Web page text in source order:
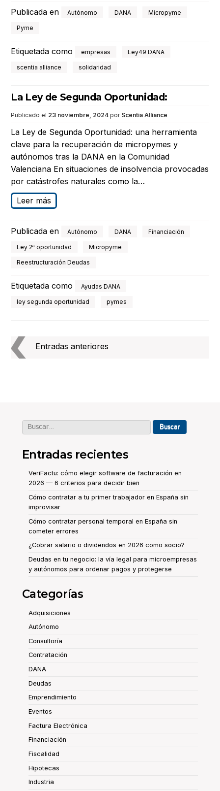
Publicada en Autónomo DANA Micropyme
Pyme
Etiquetada como empresas Ley49 DANA
scentia alliance solidaridad
La Ley de Segunda Oportunidad:
Publicado el 23 noviembre, 2024 por Scentia Alliance
La Ley de Segunda Oportunidad: una herramienta
clave para la recuperación de micropymes y
autónomos tras la DANA en la Comunidad
Valenciana En situaciones de insolvencia provocadas
por catástrofes naturales como la…
Leer más
Publicada en Autónomo DANA Financiación
Ley 2ª oportunidad Micropyme
Reestructuración Deudas
Etiquetada como Ayudas DANA
ley segunda oportunidad pymes
Navegación
de
Entradas anteriores
Buscar:
Entradas recientes
VeriFactu: cómo elegir software de facturación en
2026 — 6 criterios para decidir bien
Cómo contratar a tu primer trabajador en España sin
improvisar
Cómo contratar personal temporal en España sin
cometer errores
¿Cobrar salario o dividendos en 2026 como socio?
Deudas en tu negocio: la vía legal para microempresas
y autónomos para ordenar pagos y protegerse
Categorías
Adquisiciones
Autónomo
Consultoría
Contratación
DANA
Deudas
Emprendimiento
Eventos
Factura Electrónica
Financiación
Fiscalidad
Hipotecas
Industria